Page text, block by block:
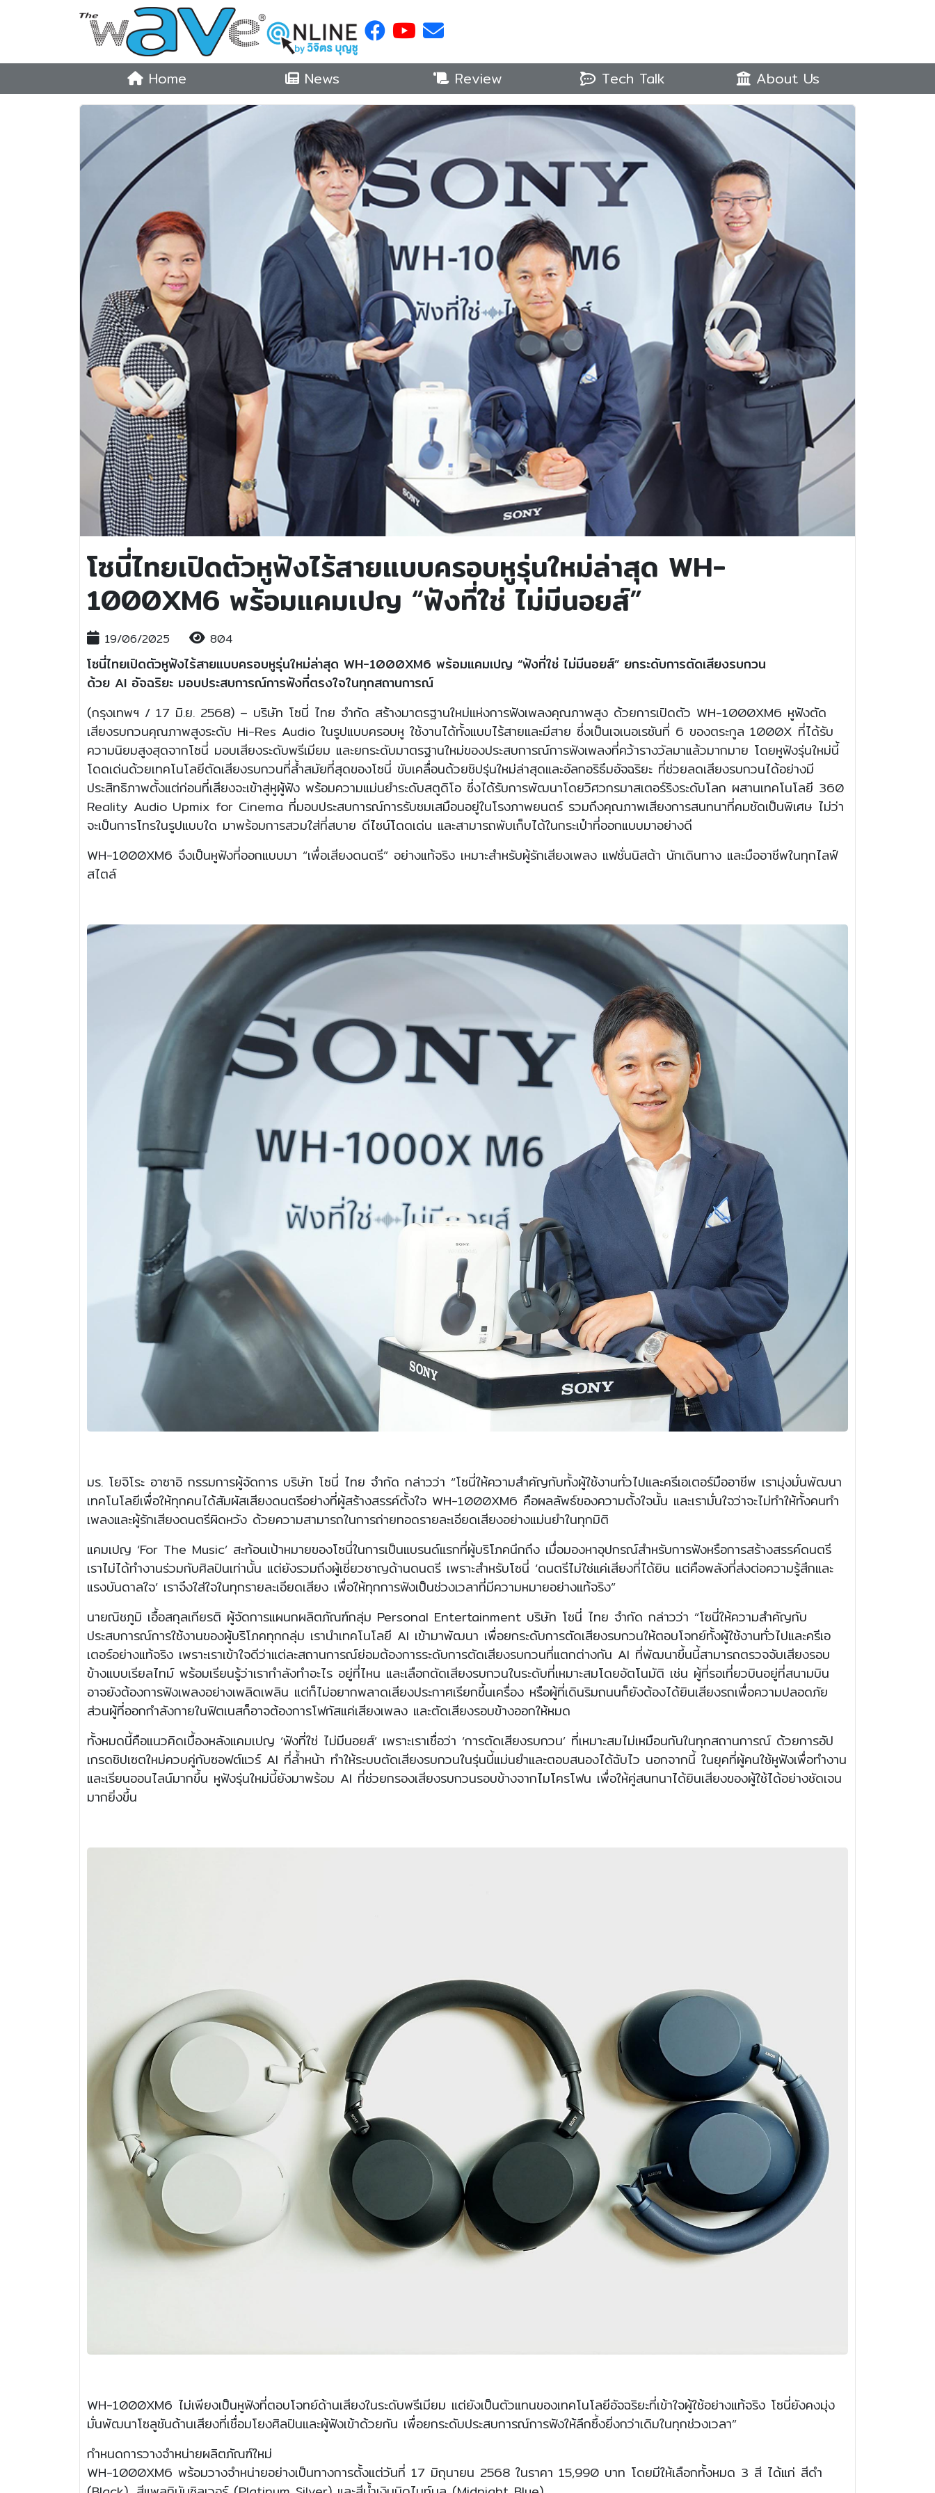
Home News Review Tech Talk About Us
โซนี่ไทยเปิดตัวหูฟังไร้สายแบบครอบหูรุ่นใหม่ล่าสุด WH-
1000XM6 พร้อมแคมเปญ “ฟังที่ใช่ ไม่มีนอยส์”
19/06/2025 804
โซนี่ไทยเปิดตัวหูฟังไร้สายแบบครอบหูรุ่นใหม่ล่าสุด WH-1000XM6 พร้อมแคมเปญ “ฟังที่ใช่ ไม่มีนอยส์” ยกระดับการตัดเสียงรบกวน
ด้วย AI อัจฉริยะ มอบประสบการณ์การฟังที่ตรงใจในทุกสถานการณ์
(กรุงเทพฯ / 17 มิ.ย. 2568) – บริษัท โซนี่ ไทย จำกัด สร้างมาตรฐานใหม่แห่งการฟังเพลงคุณภาพสูง ด้วยการเปิดตัว WH-1000XM6 หูฟังตัด
เสียงรบกวนคุณภาพสูงระดับ Hi-Res Audio ในรูปแบบครอบหู ใช้งานได้ทั้งแบบไร้สายและมีสาย ซึ่งเป็นเจเนอเรชันที่ 6 ของตระกูล 1000X ที่ได้รับ
ความนิยมสูงสุดจากโซนี่ มอบเสียงระดับพรีเมียม และยกระดับมาตรฐานใหม่ของประสบการณ์การฟังเพลงที่คว้ารางวัลมาแล้วมากมาย โดยหูฟังรุ่นใหม่นี้
โดดเด่นด้วยเทคโนโลยีตัดเสียงรบกวนที่ล้ำสมัยที่สุดของโซนี่ ขับเคลื่อนด้วยชิปรุ่นใหม่ล่าสุดและอัลกอริธึมอัจฉริยะ ที่ช่วยลดเสียงรบกวนได้อย่างมี
ประสิทธิภาพตั้งแต่ก่อนที่เสียงจะเข้าสู่หูผู้ฟัง พร้อมความแม่นยำระดับสตูดิโอ ซึ่งได้รับการพัฒนาโดยวิศวกรมาสเตอร์ริงระดับโลก ผสานเทคโนโลยี 360
Reality Audio Upmix for Cinema ที่มอบประสบการณ์การรับชมเสมือนอยู่ในโรงภาพยนตร์ รวมถึงคุณภาพเสียงการสนทนาที่คมชัดเป็นพิเศษ ไม่ว่า
จะเป็นการโทรในรูปแบบใด มาพร้อมการสวมใส่ที่สบาย ดีไซน์โดดเด่น และสามารถพับเก็บได้ในกระเป๋าที่ออกแบบมาอย่างดี
WH-1000XM6 จึงเป็นหูฟังที่ออกแบบมา “เพื่อเสียงดนตรี” อย่างแท้จริง เหมาะสำหรับผู้รักเสียงเพลง แฟชั่นนิสต้า นักเดินทาง และมืออาชีพในทุกไลฟ์
สไตล์
มร. โยจิโระ อาซาอิ กรรมการผู้จัดการ บริษัท โซนี่ ไทย จำกัด กล่าวว่า “โซนี่ให้ความสำคัญกับทั้งผู้ใช้งานทั่วไปและครีเอเตอร์มืออาชีพ เรามุ่งมั่นพัฒนา
เทคโนโลยีเพื่อให้ทุกคนได้สัมผัสเสียงดนตรีอย่างที่ผู้สร้างสรรค์ตั้งใจ WH-1000XM6 คือผลลัพธ์ของความตั้งใจนั้น และเรามั่นใจว่าจะไม่ทำให้ทั้งคนทำ
เพลงและผู้รักเสียงดนตรีผิดหวัง ด้วยความสามารถในการถ่ายทอดรายละเอียดเสียงอย่างแม่นยำในทุกมิติ
แคมเปญ ‘For The Music’ สะท้อนเป้าหมายของโซนี่ในการเป็นแบรนด์แรกที่ผู้บริโภคนึกถึง เมื่อมองหาอุปกรณ์สำหรับการฟังหรือการสร้างสรรค์ดนตรี
เราไม่ได้ทำงานร่วมกับศิลปินเท่านั้น แต่ยังรวมถึงผู้เชี่ยวชาญด้านดนตรี เพราะสำหรับโซนี่ ‘ดนตรีไม่ใช่แค่เสียงที่ได้ยิน แต่คือพลังที่ส่งต่อความรู้สึกและ
แรงบันดาลใจ’ เราจึงใส่ใจในทุกรายละเอียดเสียง เพื่อให้ทุกการฟังเป็นช่วงเวลาที่มีความหมายอย่างแท้จริง”
นายณิชภูมิ เอื้อสกุลเกียรติ ผู้จัดการแผนกผลิตภัณฑ์กลุ่ม Personal Entertainment บริษัท โซนี่ ไทย จำกัด กล่าวว่า “โซนี่ให้ความสำคัญกับ
ประสบการณ์การใช้งานของผู้บริโภคทุกกลุ่ม เรานำเทคโนโลยี AI เข้ามาพัฒนา เพื่อยกระดับการตัดเสียงรบกวนให้ตอบโจทย์ทั้งผู้ใช้งานทั่วไปและครีเอ
เตอร์อย่างแท้จริง เพราะเราเข้าใจดีว่าแต่ละสถานการณ์ย่อมต้องการระดับการตัดเสียงรบกวนที่แตกต่างกัน AI ที่พัฒนาขึ้นนี้สามารถตรวจจับเสียงรอบ
ข้างแบบเรียลไทม์ พร้อมเรียนรู้ว่าเรากำลังทำอะไร อยู่ที่ไหน และเลือกตัดเสียงรบกวนในระดับที่เหมาะสมโดยอัตโนมัติ เช่น ผู้ที่รอเที่ยวบินอยู่ที่สนามบิน
อาจยังต้องการฟังเพลงอย่างเพลิดเพลิน แต่ก็ไม่อยากพลาดเสียงประกาศเรียกขึ้นเครื่อง หรือผู้ที่เดินริมถนนก็ยังต้องได้ยินเสียงรถเพื่อความปลอดภัย
ส่วนผู้ที่ออกกำลังกายในฟิตเนสก็อาจต้องการโฟกัสแค่เสียงเพลง และตัดเสียงรอบข้างออกให้หมด
ทั้งหมดนี้คือแนวคิดเบื้องหลังแคมเปญ ‘ฟังที่ใช่ ไม่มีนอยส์’ เพราะเราเชื่อว่า ‘การตัดเสียงรบกวน’ ที่เหมาะสมไม่เหมือนกันในทุกสถานการณ์ ด้วยการอัป
เกรดชิปเซตใหม่ควบคู่กับซอฟต์แวร์ AI ที่ล้ำหน้า ทำให้ระบบตัดเสียงรบกวนในรุ่นนี้แม่นยำและตอบสนองได้ฉับไว นอกจากนี้ ในยุคที่ผู้คนใช้หูฟังเพื่อทำงาน
และเรียนออนไลน์มากขึ้น หูฟังรุ่นใหม่นี้ยังมาพร้อม AI ที่ช่วยกรองเสียงรบกวนรอบข้างจากไมโครโฟน เพื่อให้คู่สนทนาได้ยินเสียงของผู้ใช้ได้อย่างชัดเจน
มากยิ่งขึ้น
WH-1000XM6 ไม่เพียงเป็นหูฟังที่ตอบโจทย์ด้านเสียงในระดับพรีเมียม แต่ยังเป็นตัวแทนของเทคโนโลยีอัจฉริยะที่เข้าใจผู้ใช้อย่างแท้จริง โซนี่ยังคงมุ่ง
มั่นพัฒนาโซลูชันด้านเสียงที่เชื่อมโยงศิลปินและผู้ฟังเข้าด้วยกัน เพื่อยกระดับประสบการณ์การฟังให้ลึกซึ้งยิ่งกว่าเดิมในทุกช่วงเวลา”
กำหนดการวางจำหน่ายผลิตภัณฑ์ใหม่
WH-1000XM6 พร้อมวางจำหน่ายอย่างเป็นทางการตั้งแต่วันที่ 17 มิถุนายน 2568 ในราคา 15,990 บาท โดยมีให้เลือกทั้งหมด 3 สี ได้แก่ สีดำ